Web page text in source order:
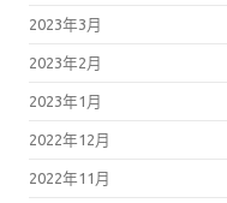
2023年3月
2023年2月
2023年1月
2022年12月
2022年11月